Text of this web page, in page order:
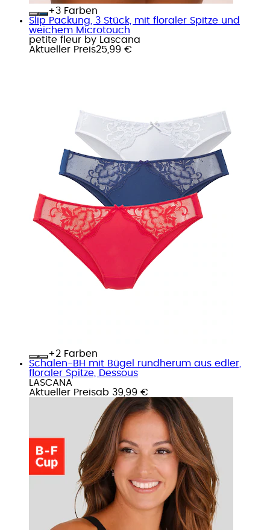
+
Farben
Slip Packung, 3 Stück, mit floraler Spitze und
weichem Microtouch
petite fleur by Lascana
Aktueller Preis25,99 €
+
Farben
Schalen-BH mit Bügel rundherum aus edler,
floraler Spitze, Dessous
LASCANA
Aktueller Preisab 39,99 €